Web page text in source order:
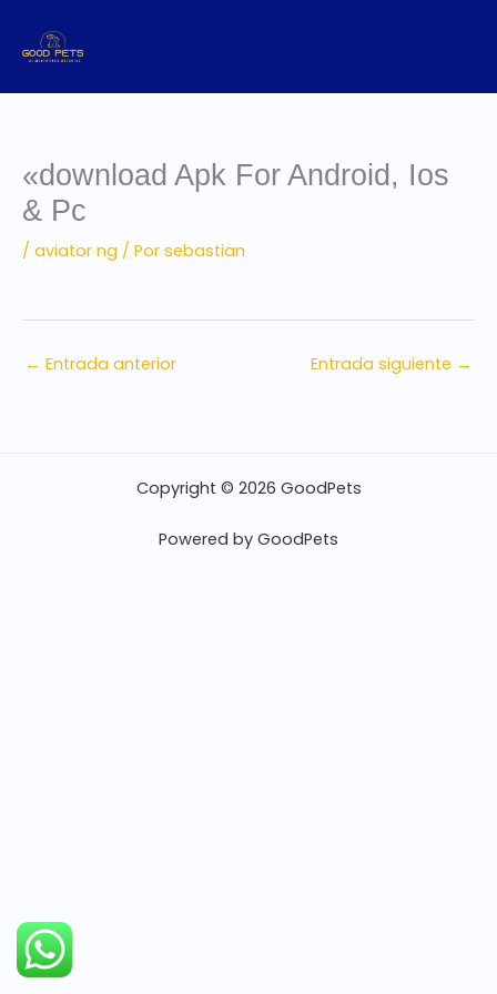
contenido
«download Apk For Android, Ios
& Pc
/ aviator ng / Por sebastian
← Entrada anterior Entrada siguiente →
Copyright © 2026 GoodPets
Powered by GoodPets